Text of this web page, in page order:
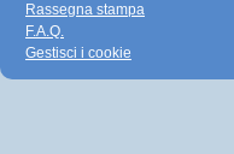
Rassegna stampa
F.A.Q.
Gestisci i cookie